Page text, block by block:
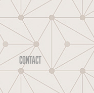
CONTACT